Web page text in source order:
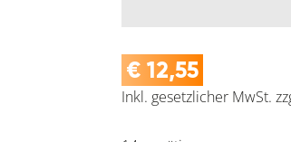
€ 12,55
Inkl. gesetzlicher MwSt.